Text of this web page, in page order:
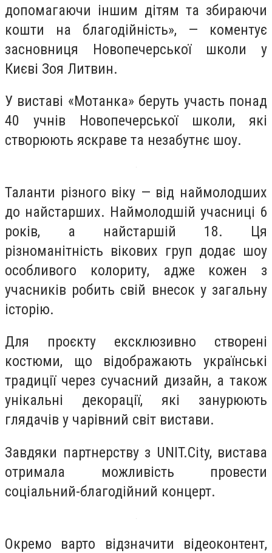
допомагаючи іншим дітям та збираючи
кошти на благодійність», — коментує
засновниця Новопечерської школи у
Києві Зоя Литвин.
У виставі «Мотанка» беруть участь понад
40 учнів Новопечерської школи, які
створюють яскраве та незабутнє шоу.
Таланти різного віку — від наймолодших
до найстарших. Наймолодшій учасниці 6
років, а найстаршій 18. Ця
різноманітність вікових груп додає шоу
особливого колориту, адже кожен з
учасників робить свій внесок у загальну
історію.
Для проєкту ексклюзивно створені
костюми, що відображають українські
традиції через сучасний дизайн, а також
унікальні декорації, які занурюють
глядачів у чарівний світ вистави.
Завдяки партнерству з UNIT.City, вистава
отримала можливість провести
соціальний-благодійний концерт.
Окремо варто відзначити відеоконтент,